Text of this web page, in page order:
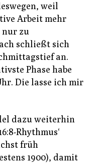
weil
Arbeit mehr
nur zu
schließt sich
an.
Phase habe
Die lasse ich mir
dazu weiterhin
Rhythmus‘
früh
1900), damit